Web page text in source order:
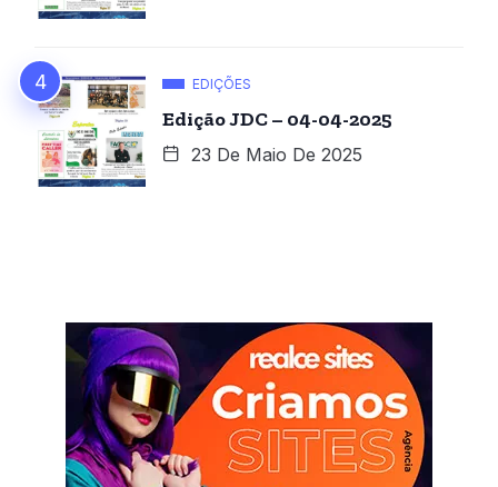
EDIÇÕES
Edição JDC – 04-04-2025
23 De Maio De 2025